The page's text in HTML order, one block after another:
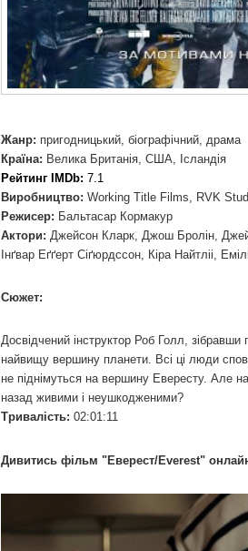
Жанр: пригодницький, біографічний, драма
Країна: Велика Британія, США, Ісландія
Рейтинг IMDb: 7.1
Виробництво: Working Title Films, RVK
Режисер: Бальтасар Кормакур
Актори: Джейсон Кларк, Джош Бролін,
Інґвар Еґґерт Сіґюрдссон, Кіра Найтліі,
Сюжет:
Досвідчений інструктор Роб Голл, зібравши
найвищу вершину планети. Всі ці люди
не піднімуться на вершину Евересту. Але
назад живими і неушкодженими?
Тривалість: 02:01:11
Дивитись фільм "Еверест/Everest"